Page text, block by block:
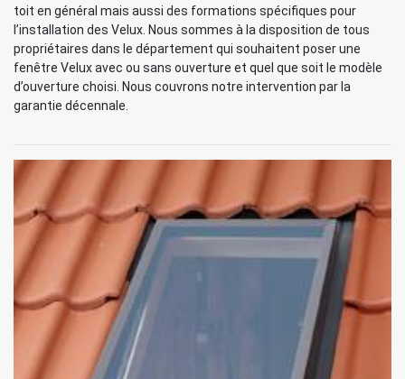
toit en général mais aussi des formations spécifiques pour
l’installation des Velux. Nous sommes à la disposition de tous
propriétaires dans le département qui souhaitent poser une
fenêtre Velux avec ou sans ouverture et quel que soit le modèle
d’ouverture choisi. Nous couvrons notre intervention par la
garantie décennale.